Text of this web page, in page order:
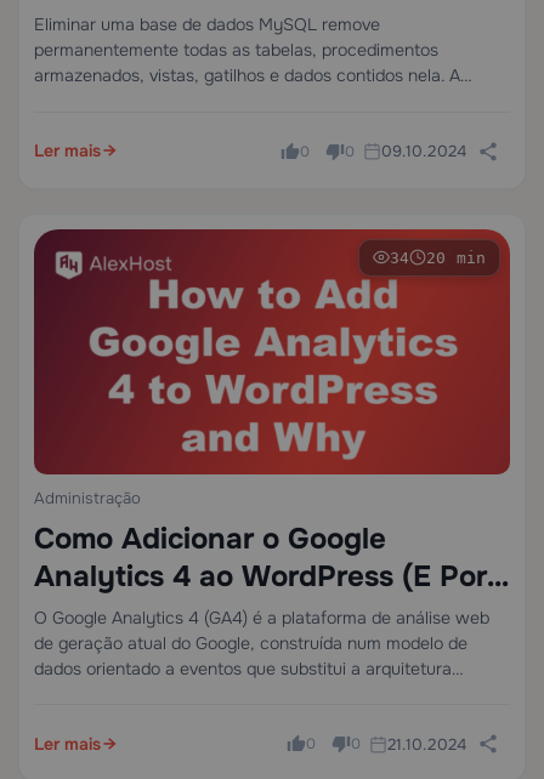
phpMyAdmin e cPanel
Eliminar uma base de dados MySQL remove
permanentemente todas as tabelas, procedimentos
armazenados, vistas, gatilhos e dados contidos nela. A
nenhum…
Ler mais 0 0 09.10.2024
34 20 min
Administração
Como Adicionar o Google
Analytics 4 ao WordPress (E Por
Que Isso Muda Tudo Sobre Seus
Dados)
O Google Analytics 4 (GA4) é a plataforma de análise web
de geração atual do Google, construída num modelo de
dados orientado a eventos que substitui a arquitetura
Ler mais
0 0 21.10.2024